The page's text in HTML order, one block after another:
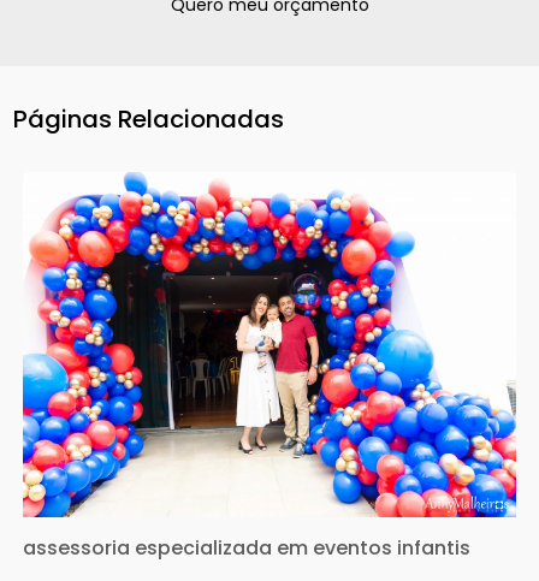
Páginas Relacionadas
assessoria especializada em eventos infantis